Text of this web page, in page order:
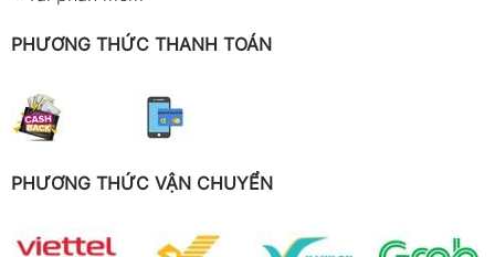
PHƯƠNG THỨC THANH TOÁN
PHƯƠNG THỨC VẬN CHUYỂN